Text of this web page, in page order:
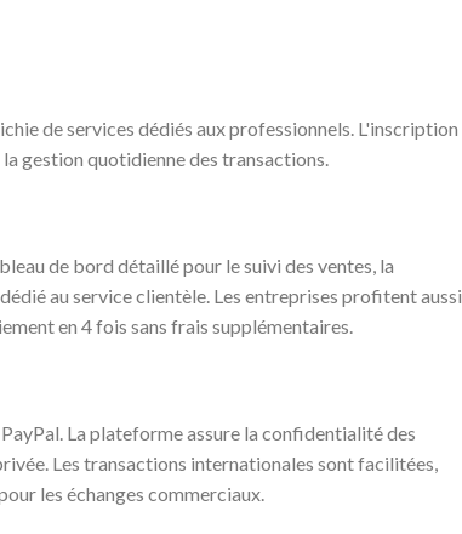
de services dédiés aux professionnels. L'inscription
gestion quotidienne des transactions.
de bord détaillé pour le suivi des ventes, la
au service clientèle. Les entreprises profitent aussi
en 4 fois sans frais supplémentaires.
La plateforme assure la confidentialité des
Les transactions internationales sont facilitées,
les échanges commerciaux.